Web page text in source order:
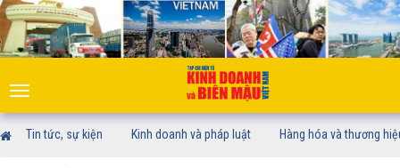
Toggle
navigation
Tin tức, sự kiện Kinh doanh và pháp luật Hàng hóa và thương